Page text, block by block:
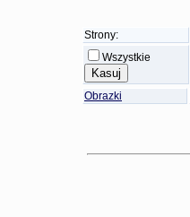
Strony:
Wszystkie
Obrazki